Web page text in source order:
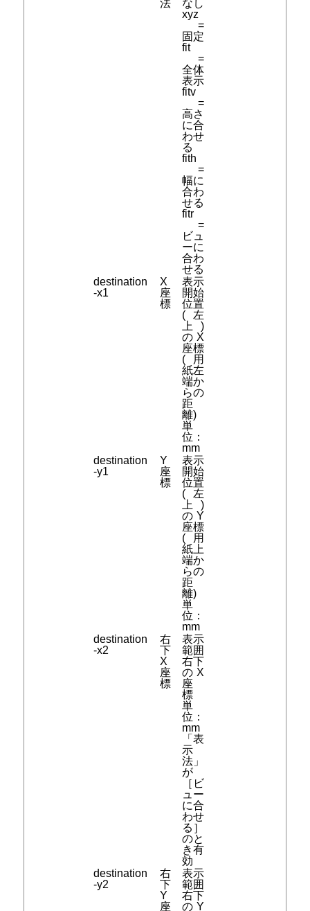
法
なし
xyz
=
固定
fit
=
全体
表示
fitv
=
高さ
に合
わせ
る
fith
=
幅に
合わ
せる
fitr
=
ビュ
ーに
合わ
せる
destination
-x1
X
座
標
表示
開始
位置
(左
上)
のX
座標
(用
紙左
端か
らの
距
離)
単
位：
mm
destination
-y1
Y
座
標
表示
開始
位置
(左
上)
のY
座標
(用
紙上
端か
らの
距
離)
単
位：
mm
destination
-x2
右
下
X
座
標
表示
範囲
右下
のX
座
標
単
位：
mm
「表
示
法」
が
［ビ
ュー
に合
わせ
る］
のと
き有
効
destination
-y2
右
下
Y
座
表示
範囲
右下
のY